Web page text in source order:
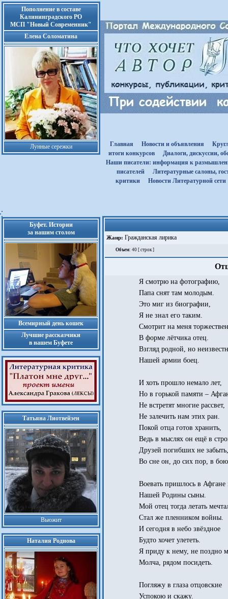
Пополнение в составе
Калининградского РО
МСП "Новый Современник"
Елена Соломатина
Лунные сережки Главная Новости и объявления
итоги конкурсов
Диалоги, дискуссии,
Наши писатели: информация к
писателей
Литературные салоны,
критики
Новости Литературной сети
Буфет. Истории
за нашим столом
Всемирный день кошек
Лучшие рассказчики
в нашем Буфете
Татьяна Лиотвейзен
Вьюжит
Наталия Роднова
Жанр: Гражданская лирика
Объем: 40 [ строк ]
Я смотрю на фотографию,
Папа снят там молодым.
Это миг из биографии,
Я не знал его таким.
Смотрит на меня
В форме лётчика отец.
Взгляд родной, но
Нашей армии боец.
И хоть прошло немало лет,
Но в горькой памяти –
Не встретят многие рассвет,
Не залечить нам этих ран.
Покой отца готов хранить,
Ведь в мыслях он ещё в
Друзей погибших не забыть,
Во сне он, до сих пор, в
Воевать пришлось в Афгане
Нашей Родины сыны.
Мой отец тогда летать
Стал же пленником войны.
И сегодня в небо звёздное
Будто хочет улететь.
Я приду к нему, не поздно
Молча, рядом посидеть.
Погляжу в глаза отцовские
Успокою и скажу.